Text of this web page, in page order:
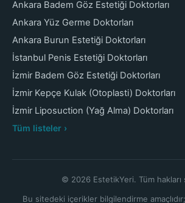
Ankara Badem Göz Estetiği Doktorları
Ankara Yüz Germe Doktorları
Ankara Burun Estetiği Doktorları
İstanbul Penis Estetiği Doktorları
İzmir Badem Göz Estetiği Doktorları
İzmir Kepçe Kulak (Otoplasti) Doktorları
İzmir Liposuction (Yağ Alma) Doktorları
Tüm listeler ›
© 2026 EstetikYeri. Tüm hakları
Bu sitedeki içerikler bilgilendirme